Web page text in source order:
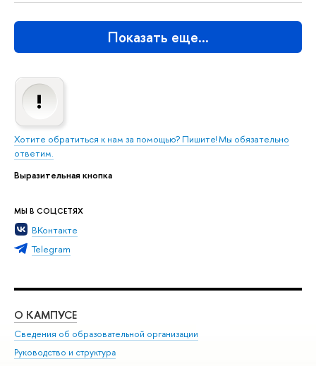
Хотите обратиться к нам за помощью? Пишите! Мы обязательно
ответим.
Выразительная кнопка
МЫ В СОЦСЕТЯХ
ВКонтакте
Telegram
Показать еще…
О КАМПУСЕ
Сведения об образовательной организации
Руководство и структура